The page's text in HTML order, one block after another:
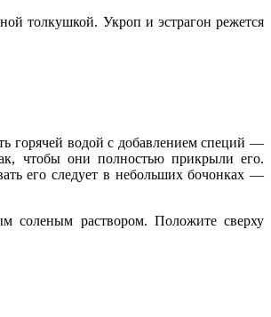
толкушкой. Укроп и эстрагон режется
горячей водой с добавлением специй —
чтобы они полностью прикрыли его.
его следует в небольших бочонках —
соленым раствором. Положите сверху